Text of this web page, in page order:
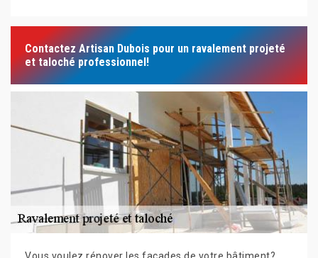
Contactez Artisan Dubois pour un ravalement projeté
et taloché professionnel!